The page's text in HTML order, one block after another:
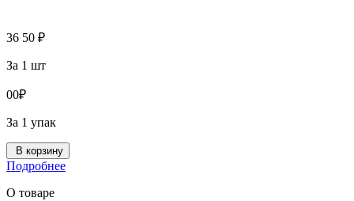
36 50 ₽
За 1 шт
00₽
За 1 упак
В корзину
Подробнее
О товаре